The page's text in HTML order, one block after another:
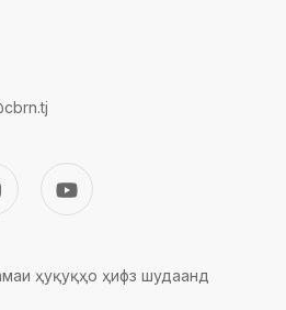
ҳуқуқҳо ҳифз шудаанд